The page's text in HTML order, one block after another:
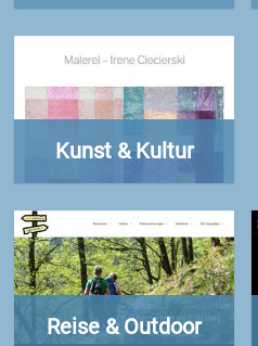
Kunst & Kultur
Reise & Outdoor